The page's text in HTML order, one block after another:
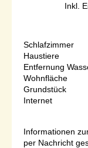
Inkl.
Schlafzimmer
Haustiere
Entfernung
Wohnfläche
Grundstück
Internet
Informationen
per Nachricht